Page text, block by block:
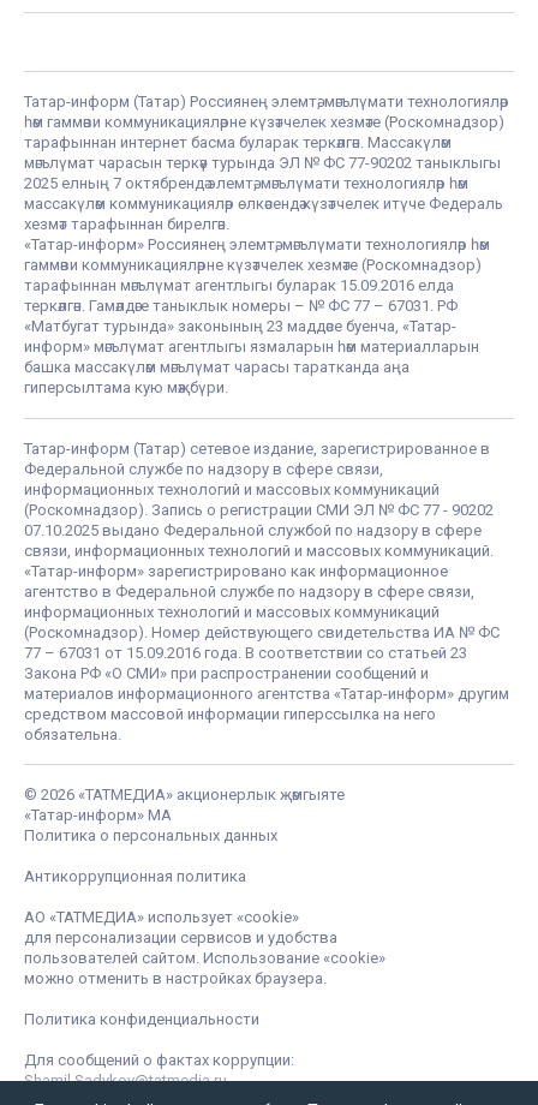
Татар-информ (Татар) Россиянең элемтә, мәгълүмати технологияләр
һәм гаммәви коммуникацияләрне күзәтчелек хезмәте (Роскомнадзор)
тарафыннан интернет басма буларак теркәлгән. Массакүләм
мәгълүмат чарасын теркәү турында ЭЛ № ФС 77-90202 таныклыгы
2025 елның 7 октябрендә элемтә, мәгълүмати технологияләр һәм
массакүләм коммуникацияләр өлкәсендә күзәтчелек итүче Федераль
хезмәт тарафыннан бирелгән.
«Татар-информ» Россиянең элемтә, мәгълүмати технологияләр һәм
гаммәви коммуникацияләрне күзәтчелек хезмәте (Роскомнадзор)
тарафыннан мәгълүмат агентлыгы буларак 15.09.2016 елда
теркәлгән. Гамәлдәге таныклык номеры – № ФС 77 – 67031. РФ
«Матбугат турында» законының 23 маддәсе буенча, «Татар-
информ» мәгълүмат агентлыгы язмаларын һәм материалларын
башка массакүләм мәгълүмат чарасы таратканда аңа
гиперсылтама кую мәҗбүри.
Татар-информ (Татар) сетевое издание, зарегистрированное в
Федеральной службе по надзору в сфере связи,
информационных технологий и массовых коммуникаций
(Роскомнадзор). Запись о регистрации СМИ ЭЛ № ФС 77 - 90202
07.10.2025 выдано Федеральной службой по надзору в сфере
связи, информационных технологий и массовых коммуникаций.
«Татар-информ» зарегистрировано как информационное
агентство в Федеральной службе по надзору в сфере связи,
информационных технологий и массовых коммуникаций
(Роскомнадзор). Номер действующего свидетельства ИА № ФС
77 – 67031 от 15.09.2016 года. В соответствии со статьей 23
Закона РФ «О СМИ» при распространении сообщений и
материалов информационного агентства «Татар-информ» другим
средством массовой информации гиперссылка на него
обязательна.
© 2026 «ТАТМЕДИА» акционерлык җәмгыяте
«Татар-информ» МА
Политика о персональных данных
Антикоррупционная политика
АО «ТАТМЕДИА» использует «cookie»
для персонализации сервисов и удобства
пользователей сайтом. Использование «cookie»
можно отменить в настройках браузера.
Политика конфиденциальности
Для сообщений о фактах коррупции:
Shamil.Sadykov@tatmedia.ru